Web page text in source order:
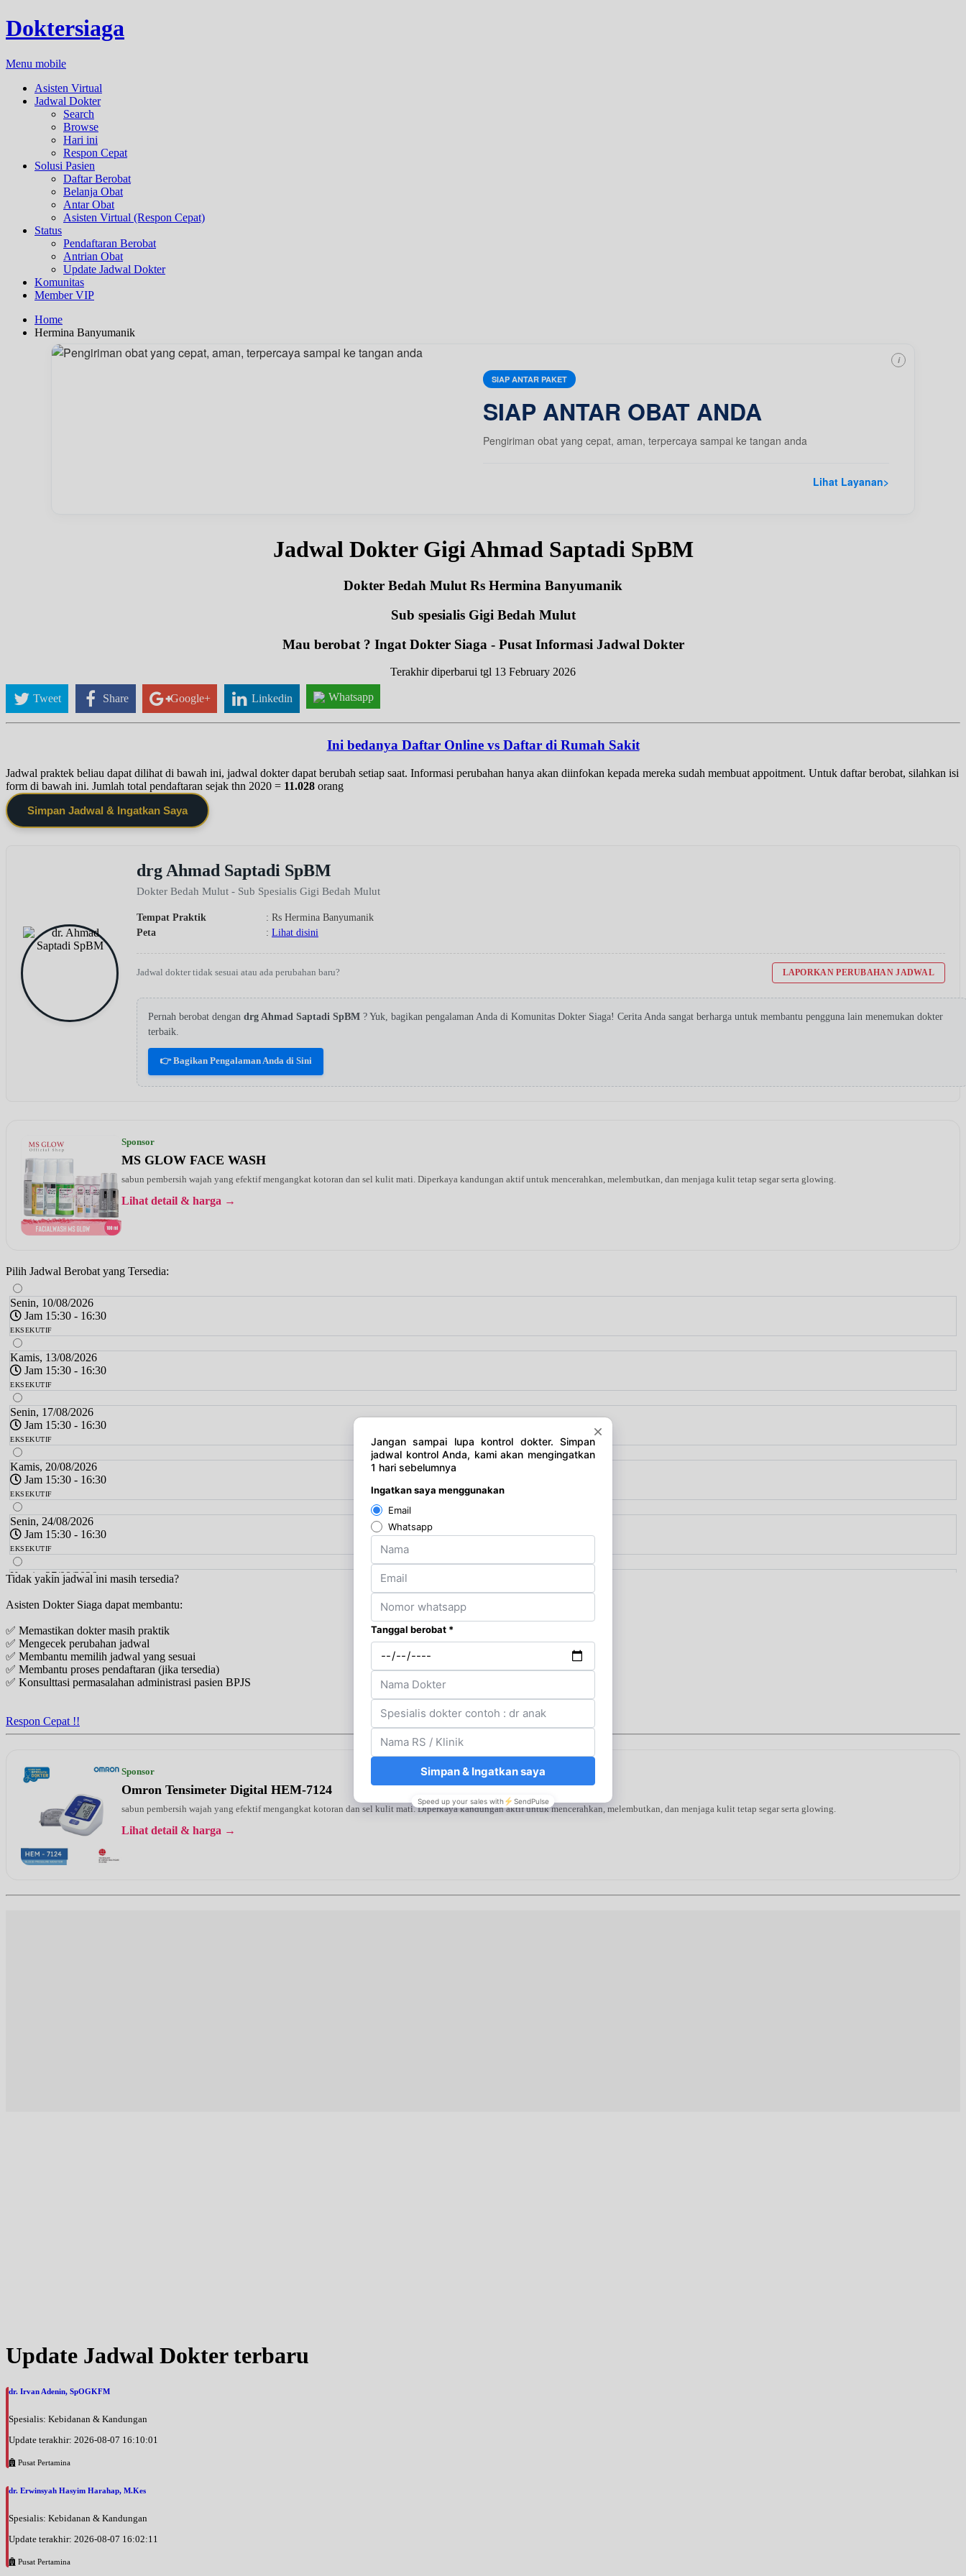
Doktersiaga
Menu mobile
Asisten Virtual
Jadwal Dokter
Search
Browse
Hari ini
Respon Cepat
Solusi Pasien
Daftar Berobat
Belanja Obat
Antar Obat
Asisten Virtual (Respon Cepat)
Status
Pendaftaran Berobat
Antrian Obat
Update Jadwal Dokter
Komunitas
Member VIP
Home
Hermina Banyumanik
SIAP ANTAR PAKET
SIAP ANTAR OBAT ANDA
Pengiriman obat yang cepat, aman, terpercaya sampai ke tangan anda
Lihat Layanan>
i
Jadwal Dokter Gigi Ahmad Saptadi SpBM
Dokter Bedah Mulut Rs Hermina Banyumanik
Sub spesialis Gigi Bedah Mulut
Mau berobat ? Ingat Dokter Siaga - Pusat Informasi Jadwal Dokter
Terakhir diperbarui tgl 13 February 2026
Tweet Share Google+ Linkedin Whatsapp
Ini bedanya Daftar Online vs Daftar di Rumah Sakit
Jadwal praktek beliau dapat dilihat di bawah ini, jadwal dokter dapat berubah setiap saat. Informasi perubahan hanya akan diinfokan kepada mereka sudah membuat appoitment. Untuk daftar berobat, silahkan isi
form di bawah ini. Jumlah total pendaftaran sejak thn 2020 = 11.028 orang
Simpan Jadwal & Ingatkan Saya
drg Ahmad Saptadi SpBM
Dokter Bedah Mulut - Sub Spesialis Gigi Bedah Mulut
Tempat Praktik
: Rs Hermina Banyumanik
Peta
: Lihat disini
Jadwal dokter tidak sesuai atau ada perubahan baru? LAPORKAN PERUBAHAN JADWAL
Pernah berobat dengan drg Ahmad Saptadi SpBM ? Yuk, bagikan pengalaman Anda di Komunitas Dokter Siaga! Cerita Anda sangat berharga untuk membantu pengguna lain menemukan dokter
terbaik.
👉 Bagikan Pengalaman Anda di Sini
Sponsor
MS GLOW FACE WASH
sabun pembersih wajah yang efektif mengangkat kotoran dan sel kulit mati. Diperkaya kandungan aktif untuk mencerahkan, melembutkan, dan menjaga kulit tetap segar serta glowing.
Lihat detail & harga →
Pilih Jadwal Berobat yang Tersedia:
Senin, 10/08/2026
Jam 15:30 - 16:30
EKSEKUTIF
Kamis, 13/08/2026
Jam 15:30 - 16:30
EKSEKUTIF
Senin, 17/08/2026
Jam 15:30 - 16:30
EKSEKUTIF
Kamis, 20/08/2026
Jam 15:30 - 16:30
EKSEKUTIF
Senin, 24/08/2026
Jam 15:30 - 16:30
EKSEKUTIF
Kamis, 27/08/2026
Jam 15:30 - 16:30
EKSEKUTIF
Senin, 31/08/2026
Jam 15:30 - 16:30
EKSEKUTIF
Kamis, 03/09/2026
Tidak yakin jadwal ini masih tersedia?
Asisten Dokter Siaga dapat membantu:
✅ Memastikan dokter masih praktik
✅ Mengecek perubahan jadwal
✅ Membantu memilih jadwal yang sesuai
✅ Membantu proses pendaftaran (jika tersedia)
✅ Konsulttasi permasalahan administrasi pasien BPJS
Respon Cepat !!
Sponsor
Omron Tensimeter Digital HEM-7124
sabun pembersih wajah yang efektif mengangkat kotoran dan sel kulit mati. Diperkaya kandungan aktif untuk mencerahkan, melembutkan, dan menjaga kulit tetap segar serta glowing.
Lihat detail & harga →
Update Jadwal Dokter terbaru
dr. Irvan Adenin, SpOGKFM
Spesialis: Kebidanan & Kandungan
Update terakhir: 2026-08-07 16:10:01
Pusat Pertamina
dr. Erwinsyah Hasyim Harahap, M.Kes
Spesialis: Kebidanan & Kandungan
Update terakhir: 2026-08-07 16:02:11
Pusat Pertamina